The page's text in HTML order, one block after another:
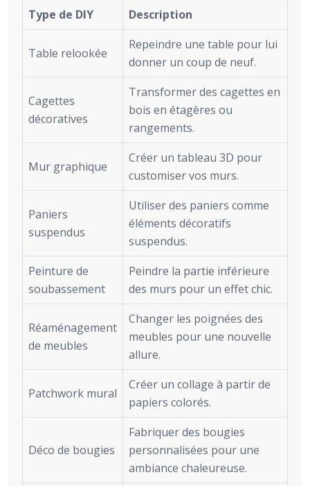
Type de DIY Description
Table relookée
Repeindre une table pour lui
donner un coup de neuf.
Cagettes
décoratives
Transformer des cagettes en
bois en étagères ou
rangements.
Mur graphique
Créer un tableau 3D pour
customiser vos murs.
Paniers
suspendus
Utiliser des paniers comme
éléments décoratifs
suspendus.
Peinture de
soubassement
Peindre la partie inférieure
des murs pour un effet chic.
Réaménagement
de meubles
Changer les poignées des
meubles pour une nouvelle
allure.
Patchwork mural
Créer un collage à partir de
papiers colorés.
Déco de bougies
Fabriquer des bougies
personnalisées pour une
ambiance chaleureuse.